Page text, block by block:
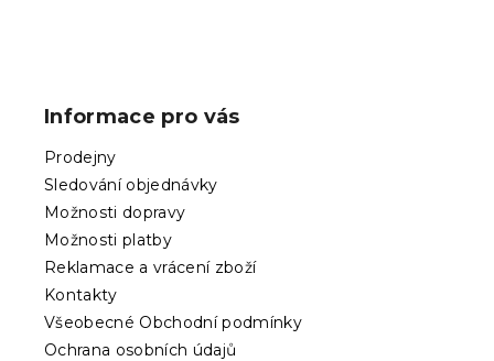
Informace pro vás
Prodejny
Sledování objednávky
Možnosti dopravy
Možnosti platby
Reklamace a vrácení zboží
Kontakty
Všeobecné Obchodní podmínky
Ochrana osobních údajů